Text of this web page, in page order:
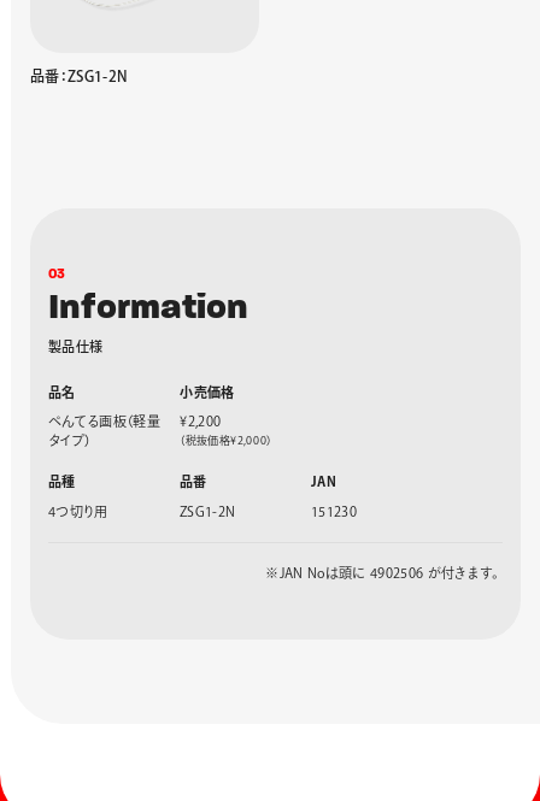
品番：ZSG1-2N
03
Information
製品仕様
品名
ぺんてる画板（軽量
タイプ）
小売価格
¥2,200
（税抜価格¥2,000）
品種 品番 JAN
4つ切り用 ZSG1-2N 151230
※JAN Noは頭に 4902506 が付きます。